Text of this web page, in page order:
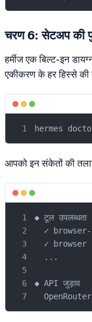
चरण 6: सेटअप की
हर्मीज एक बिल्ट-इन
एकीकरण के हर हिस्से की
hermes
आपको इन संकेतों की
◆ टूल उपलब्धता
✓
  ✓ browser
  ...
◆ API जुड़ाव